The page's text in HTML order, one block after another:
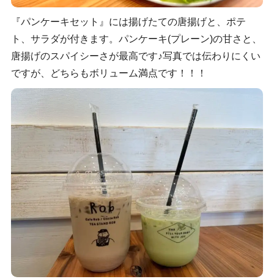
『パンケーキセット』には揚げたての唐揚げと、ポテ
ト、サラダが付きます。パンケーキ(プレーン)の甘さと、
唐揚げのスパイシーさが最高です♪写真では伝わりにくい
ですが、どちらもボリューム満点です！！！